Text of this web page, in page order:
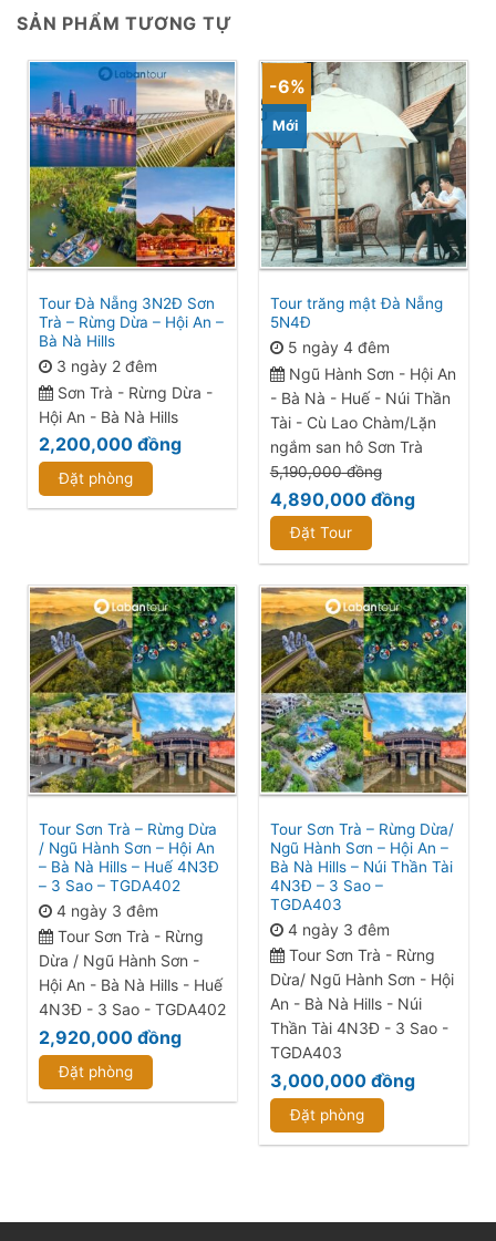
SẢN PHẨM TƯƠNG TỰ
Tour Đà Nẵng 3N2Đ Sơn
Trà – Rừng Dừa – Hội An –
Bà Nà Hills
3 ngày 2 đêm
Sơn Trà - Rừng Dừa -
Hội An - Bà Nà Hills
2,200,000đồng
Đặt phòng
-6%
Mới
Tour trăng mật Đà Nẵng
5N4Đ
5 ngày 4 đêm
Ngũ Hành Sơn - Hội An
- Bà Nà - Huế - Núi Thần
Tài - Cù Lao Chàm/Lặn
ngắm san hô Sơn Trà
5,190,000đồng
4,890,000đồng
Đặt Tour
Tour Sơn Trà – Rừng Dừa
/ Ngũ Hành Sơn – Hội An
– Bà Nà Hills – Huế 4N3Đ
– 3 Sao – TGDA402
4 ngày 3 đêm
Tour Sơn Trà - Rừng
Dừa / Ngũ Hành Sơn -
Hội An - Bà Nà Hills - Huế
4N3Đ - 3 Sao - TGDA402
2,920,000đồng
Đặt phòng
Tour Sơn Trà – Rừng Dừa/
Ngũ Hành Sơn – Hội An –
Bà Nà Hills – Núi Thần Tài
4N3Đ – 3 Sao –
TGDA403
4 ngày 3 đêm
Tour Sơn Trà - Rừng
Dừa/ Ngũ Hành Sơn - Hội
An - Bà Nà Hills - Núi
Thần Tài 4N3Đ - 3 Sao -
TGDA403
3,000,000đồng
Đặt phòng